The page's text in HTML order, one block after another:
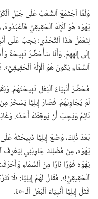
وَلَمَّا ٱجْتَمَعَ ٱلشَّعْبُ عَلَى جَبَلِ
يَهْوَه هُوَ ٱلْإِلٰهَ ٱلْحَقِيقِيَّ
إِلَى إِلٰهِهِمْ.‏ وَأَنَا سَأُحَضِّرُ ذَبِيحَةً
ٱلسَّمَاءِ يَكُونُ هُوَ ٱلْإِلٰهَ
فَحَضَّرَ أَنْبِيَاءُ ٱلْبَعْل ذَبِيحَتَهُمْ.‏
لَمْ يُجَاوِبْهُمْ.‏ فَصَارَ إِيلِيَّا يَسْخَرُ
نَائِمٌ وَيَجِبُ أَنْ يُوقِظَهُ أَحَدٌ›.‏
بَعْدَ ذٰلِكَ،‏ وَضَعَ إِيلِيَّا ذَبِيحَتَهُ
يَهْوَه،‏ مِنْ فَضْلِكَ جَاوِبْنِي لِيَعْرِفَ
يَهْوَه فَوْرًا نَارًا مِنَ ٱلسَّمَاءِ
ٱلْحَقِيقِيُّ!‏›.‏ فَقَالَ لَهُمْ إِيلِيَّا:‏ ‹لَا
قَتَلَ إِيلِيَّا أَنْبِيَاءَ ٱلْبَعْل ٱلْـ‍ ٤٥٠.‏